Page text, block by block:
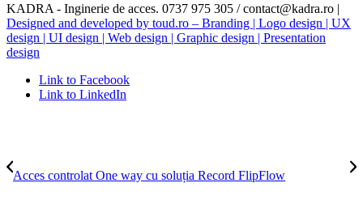
KADRA - Inginerie de acces. 0737 975 305 / contact@kadra.ro |
Designed and developed by toud.ro – Branding | Logo design | UX
design | UI design | Web design | Graphic design | Presentation
design
Link to Facebook
Link to LinkedIn
Acces controlat One way cu soluția Record FlipFlow